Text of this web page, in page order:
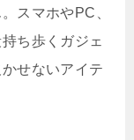
スマホやPC、
ち歩くガジェ
せないアイテ